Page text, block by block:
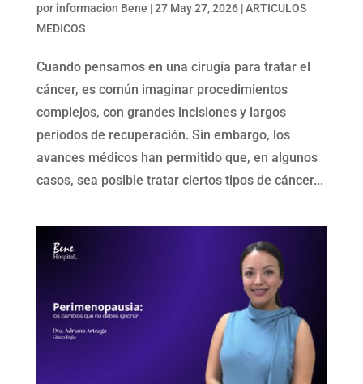
por informacion Bene |27 May 27, 2026|ARTICULOS
MEDICOS
Cuando pensamos en una cirugía para tratar el
cáncer, es común imaginar procedimientos
complejos, con grandes incisiones y largos
periodos de recuperación. Sin embargo, los
avances médicos han permitido que, en algunos
casos, sea posible tratar ciertos tipos de cáncer...